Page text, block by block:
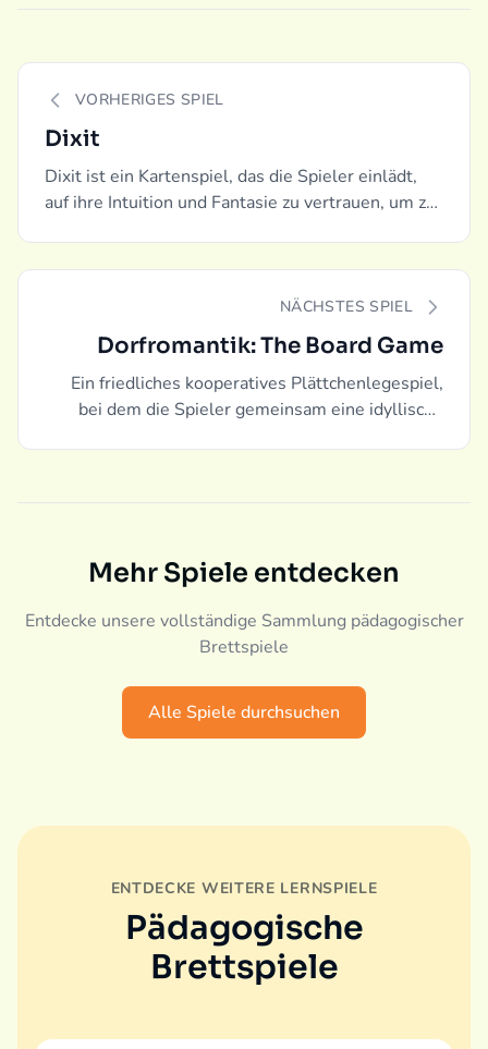
VORHERIGES SPIEL
Dixit
Dixit ist ein Kartenspiel, das die Spieler einlädt,
auf ihre Intuition und Fantasie zu vertrauen, um zu
NÄCHSTES SPIEL
Dorfromantik: The Board Game
Ein friedliches kooperatives Plättchenlegespiel,
bei dem die Spieler gemeinsam eine idyllische
Mehr Spiele entdecken
Entdecke unsere vollständige Sammlung pädagogischer
Brettspiele
Alle Spiele durchsuchen
ENTDECKE WEITERE LERNSPIELE
Pädagogische
Brettspiele